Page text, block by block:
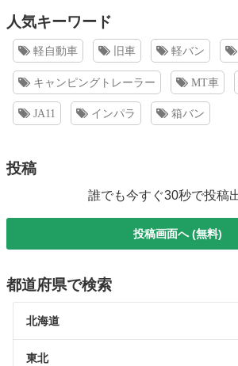
人気キーワード
軽自動車 旧車 軽バン
キャンピングトレーラー MT車
JA11 インパラ 箱バン
投稿
誰でも今すぐ30秒で投稿
投稿画面へ (無料)
都道府県で検索
北海道
東北